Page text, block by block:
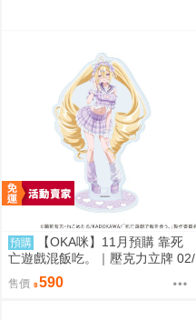
預購
【OKA咪】11月預購 靠死
亡遊戲混飯吃。｜壓克力立牌 02/
A(新繪插畫) (御城)
售價 590